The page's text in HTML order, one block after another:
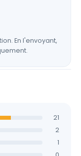
En l'envoyant,
21
2
1